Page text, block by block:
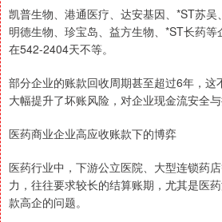
凯普生物、港通医疗、达安基因、*ST苏吴
明德生物、珍宝岛、益方生物、*ST长药
在542-2404天不等。
部分企业的账款回收周期甚至超过6年，
大幅提升了坏账风险，对企业现金流安全与
医药商业企业高应收账款下的博弈
医药行业中，下游公立医院、大型连锁药
力，往往要求较长的结算账期，尤其是医
款高企的问题。